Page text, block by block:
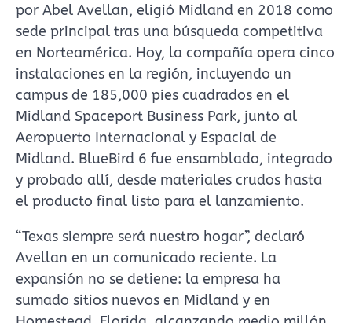
por Abel Avellan, eligió Midland en 2018 como
sede principal tras una búsqueda competitiva
en Norteamérica. Hoy, la compañía opera cinco
instalaciones en la región, incluyendo un
campus de 185,000 pies cuadrados en el
Midland Spaceport Business Park, junto al
Aeropuerto Internacional y Espacial de
Midland. BlueBird 6 fue ensamblado, integrado
y probado allí, desde materiales crudos hasta
el producto final listo para el lanzamiento.
“Texas siempre será nuestro hogar”, declaró
Avellan en un comunicado reciente. La
expansión no se detiene: la empresa ha
sumado sitios nuevos en Midland y en